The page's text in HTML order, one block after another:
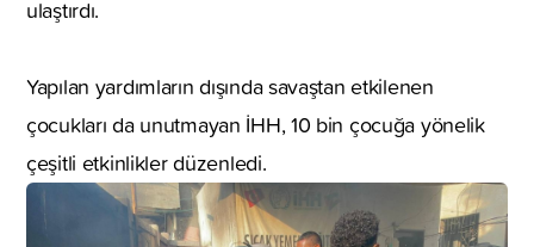
ulaştırdı.
Yapılan yardımların dışında savaştan etkilenen
çocukları da unutmayan İHH, 10 bin çocuğa yönelik
çeşitli etkinlikler düzenledi.